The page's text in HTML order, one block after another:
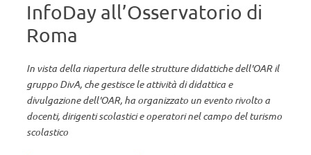
InfoDay all’Osservatorio di
Roma
In vista della riapertura delle strutture didattiche dell'OAR il
gruppo DivA, che gestisce le attività di didattica e
divulgazione dell'OAR, ha organizzato un evento rivolto a
docenti, dirigenti scolastici e operatori nel campo del turismo
scolastico